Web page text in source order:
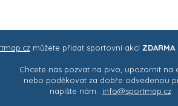
můžete přidat sportovní akci ZDARMA
Chcete nás pozvat na pivo, upozornit na
nebo poděkovat za dobře odvedenou
napište nám.. info@sportmap.cz